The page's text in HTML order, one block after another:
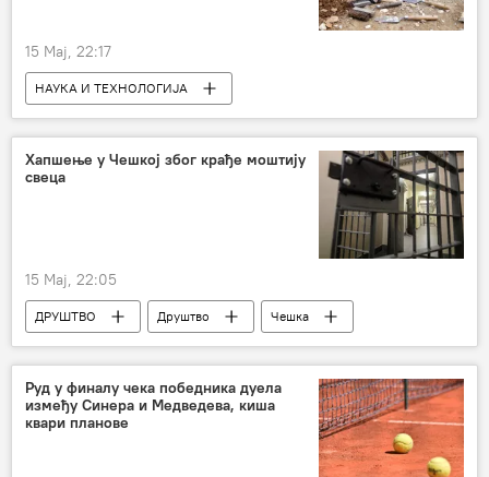
15 Мај, 22:17
НАУКА И ТЕХНОЛОГИЈА
Наука и технологија
Друштво
Археологија
Хапшење у Чешкој због крађе моштију
свеца
15 Мај, 22:05
ДРУШТВО Друштво
Чешка
крађа
реликвија лобања
Руд у финалу чека победника дуела
између Синера и Медведева, киша
квари планове